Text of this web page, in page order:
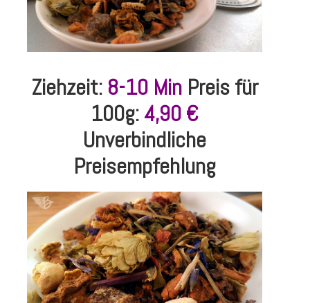
Ziehzeit: 8-10 Min Preis für
100g: 4,90 €
Unverbindliche
Preisempfehlung